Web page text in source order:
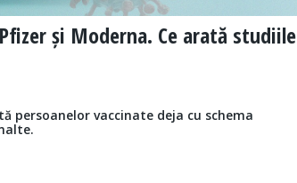
și Moderna. Ce arată studiile
persoanelor vaccinate deja cu schema